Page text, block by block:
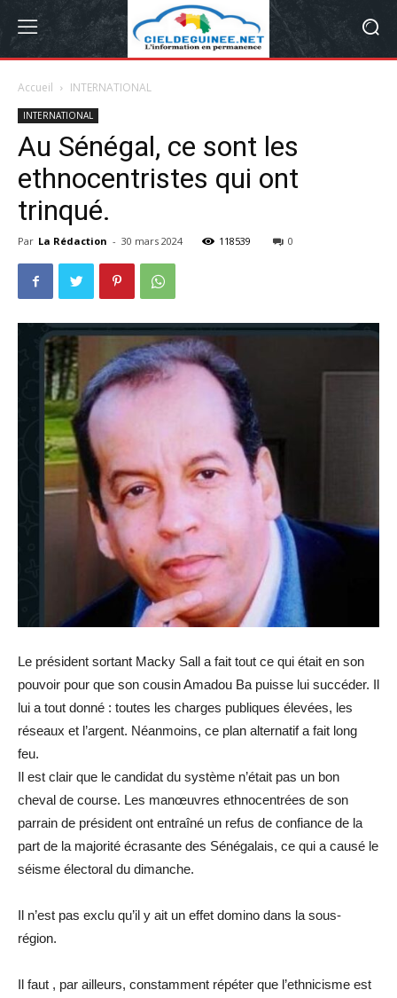
Accueil INTERNATIONAL
INTERNATIONAL
Au Sénégal, ce sont les
ethnocentristes qui ont
trinqué.
Par La Rédaction - 30 mars 2024 118539 0
Le président sortant Macky Sall a fait tout ce qui était en son
pouvoir pour que son cousin Amadou Ba puisse lui succéder. Il
lui a tout donné : toutes les charges publiques élevées, les
réseaux et l’argent. Néanmoins, ce plan alternatif a fait long
feu.
Il est clair que le candidat du système n’était pas un bon
cheval de course. Les manœuvres ethnocentrées de son
parrain de président ont entraîné un refus de confiance de la
part de la majorité écrasante des Sénégalais, ce qui a causé le
séisme électoral du dimanche.
Il n’est pas exclu qu’il y ait un effet domino dans la sous-
région.
Il faut , par ailleurs, constamment répéter que l’ethnicisme est